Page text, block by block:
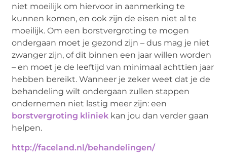
niet moeilijk om hiervoor in aanmerking te
kunnen komen, en ook zijn de eisen niet al te
moeilijk. Om een borstvergroting te mogen
ondergaan moet je gezond zijn – dus mag je niet
zwanger zijn, of dit binnen een jaar willen worden
– en moet je de leeftijd van minimaal achttien jaar
hebben bereikt. Wanneer je zeker weet dat je de
behandeling wilt ondergaan zullen stappen
ondernemen niet lastig meer zijn: een
borstvergroting kliniek kan jou dan verder gaan
helpen.
http://faceland.nl/behandelingen/